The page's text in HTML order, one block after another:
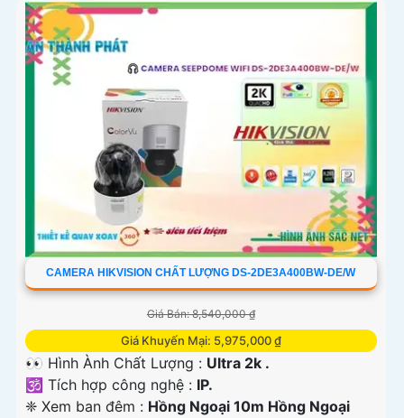
CAMERA HIKVISION CHẤT LƯỢNG DS-2DE3A400BW-DE/W
Giá Bán: 8,540,000 ₫
Giá Khuyến Mại: 5,975,000 ₫
👀 Hình Ành Chất Lượng : Ultra 2k .
🕉️ Tích hợp công nghệ : IP.
❈ Xem ban đêm : Hồng Ngoại 10m Hồng Ngoại